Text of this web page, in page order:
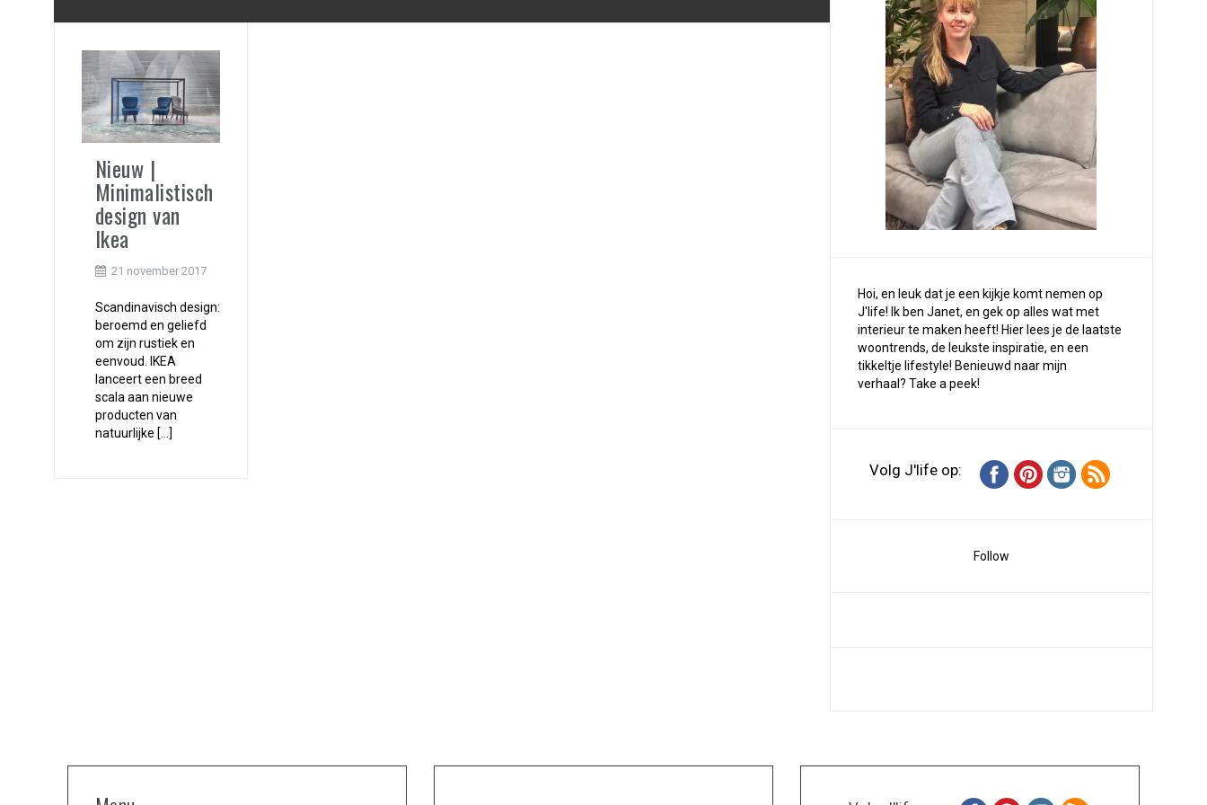
Nieuw |
Minimalistisch
design van
Ikea
21 november 2017
Scandinavisch design:
beroemd en geliefd
om zijn rustiek en
eenvoud. IKEA
lanceert een breed
scala aan nieuwe
producten van
natuurlijke […]
Hoi, en leuk dat je een kijkje komt nemen op
J'life! Ik ben Janet, en gek op alles wat met
interieur te maken heeft! Hier lees je de laatste
woontrends, de leukste inspiratie, en een
tikkeltje lifestyle! Benieuwd naar mijn
verhaal? Take a peek!
Volg J'life op:
Follow